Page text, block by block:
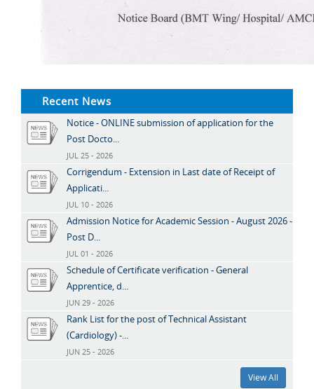
Recent News
Notice - ONLINE submission of application for the
Post Docto...
JUL 25 - 2026
Corrigendum - Extension in Last date of Receipt of
Applicati...
JUL 10 - 2026
Admission Notice for Academic Session - August 2026 -
Post D...
JUL 01 - 2026
Schedule of Certificate verification - General
Apprentice, d...
JUN 29 - 2026
Rank List for the post of Technical Assistant
(Cardiology) -...
JUN 25 - 2026
View All